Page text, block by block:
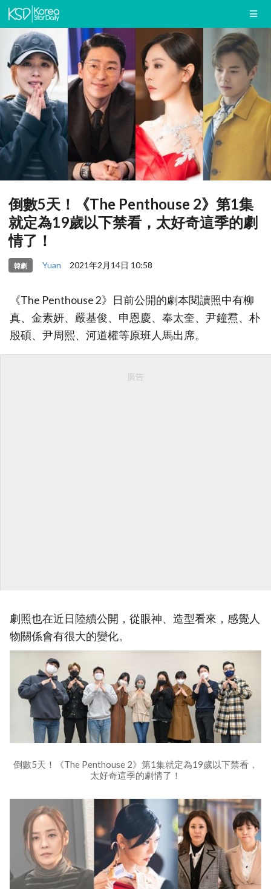
倒數5天！《The Penthouse 2》第1集
就定為19歲以下禁看，太好奇這季的劇
情了！
韓劇 Yuan 2021年2月14日 10:58
《The Penthouse 2》日前公開的劇本閱讀照中有柳
真、金素妍、嚴基俊、申恩慶、奉太奎、尹鐘焄、朴
殷碩、尹周熙、河道權等原班人馬出席。
廣告
劇照也在近日陸續公開，從眼神、造型看來，感覺人
物關係會有很大的變化。
倒數5天！《The Penthouse 2》第1集就定為19歲以下禁看，
太好奇這季的劇情了！